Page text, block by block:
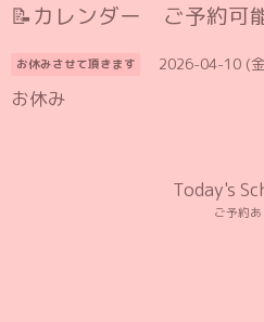
📝カレンダー ご予約可
お休みさせて頂きます 2026-04-10 (
お休み
Today's
ご予約あ